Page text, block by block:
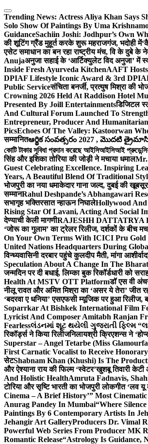
Skip
to
content
Trending News: Actress Aliya Khan Says
Solo Show Of Paintings By Uma
GuidanceSachiin Joshi: Jodhpur’s Own
की शूटिंग ग्रैंड मुहूर्त करके शुरू महराजगंज, भदोही में
एसेट समाधान का बन रहा राष्ट्रीय मंच, वि के दुबे के
Anujaअनुजा सहाई के ‘आर्टिक्युलेट विद अनुजा’ में
Inside Fresh Ayurveda KitchenAAFT
DPIAF Lifestyle Iconic Award & 3rd
Public Serviceसंचिता बनर्जी, प्रत्युष मिश्रा की
Crowning 2026 Held At Raddison Hotel
Presented By Joill Entertainmentsडिजिटल
And Cultural Forum Launched To
Entrepreneur, Producer And Humanitarian
PicsEchoes Of The Valley: Kastoorwan
सम्मानितఆర్థిక సంవత్సరం 2027 , మొదటి
কোটি টাকার সুবিধা প্রদান করেছে আইসিআইসিআই
सिंह और इशिका तोरिया की जोड़ी ने मचाया धमालMr.
Guest Celebrating Excellence. Inspiring
Years, A Beautiful Blend Of Traditional
भोजपुरी का नया धमाकेदार गाना जल्द, दुबई की
सम्मानRahul Deshpande’s Abhangawari
सभागृह भक्तिरसात न्हाऊन निघालेHollywood
Rising Star Of Lavani, Acting And Social
देण्याची केली मागणीRAJESHH DATTATRYA
‘जोरू का गुलाम’ का ट्रेलर रिलीज, दर्शकों के बीच
On Your Own Terms With ICICI Pru Gold
United Nations Headquarters During
विन्ध्यवासिनी दरबार पहुंचे कुलदीप मैती, मांगा आशीर्वाद
Speculation About A Change In The
जन्मदिन पर दी बधाई, लिम्का बुक रिकॉर्डधारी को
Health At MSTV OTT Platformडॉ एस वी
नीलू रावत और अमित मिश्रा का ‘असर ये तेरा’ जीत
‘बदरवा ए धनिया’ एसएफसी म्यूजिक पर हुआ
Soparrkar At Bishkek International Film
Lyricist And Composer Amitabh Ranjan
Fearlessલંડનમાં શૂટ થયેલી ગુજરાતી ફિલ્મ
रिकॉर्ड्स ने किया रिलीजनिलायश्री क्रिएशन्स ने
Superstar – Angel Tetarbe (Miss
First Carnatic Vocalist to Receive
सेटShabnam Khan (Khushi) Is The
और ऐश्याना राय की फिल्म ‘स्वेटर’खुशबू तिवारी केटी
And Holistic HealthAmruta Fadnavis,
टोरिया और सृष्टि भारती का भोजपुरी लोकगीत ‘लव
Cinema – A Brief History’” Most
Anurag Pandey In Mumbai“Where
Paintings By 6 Contemporary Artists In
Jehangir Art GalleryProducers Dr. Vimal
Powerful Web Series From Producer MK
Romantic Release“Astrology Is Guidance,